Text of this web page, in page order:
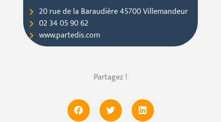
20 rue de la Baraudière 45700 Villemandeur
02 34 05 90 62
www.partedis.com
Partagez !